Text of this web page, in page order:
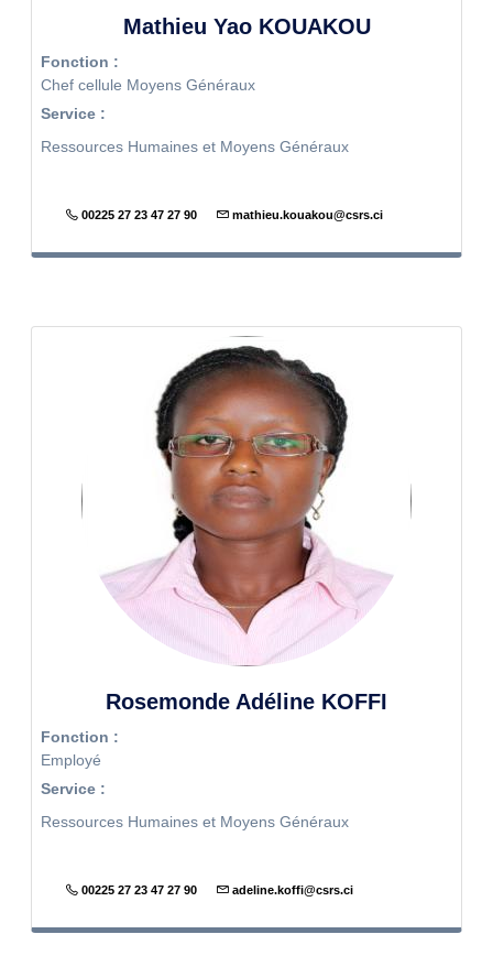
Mathieu Yao KOUAKOU
Fonction :
Chef cellule Moyens Généraux
Service :
Ressources Humaines et Moyens Généraux
00225 27 23 47 27 90 mathieu.kouakou@csrs.ci
Rosemonde Adéline KOFFI
Fonction :
Employé
Service :
Ressources Humaines et Moyens Généraux
00225 27 23 47 27 90 adeline.koffi@csrs.ci